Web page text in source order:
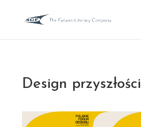
Design przyszłości